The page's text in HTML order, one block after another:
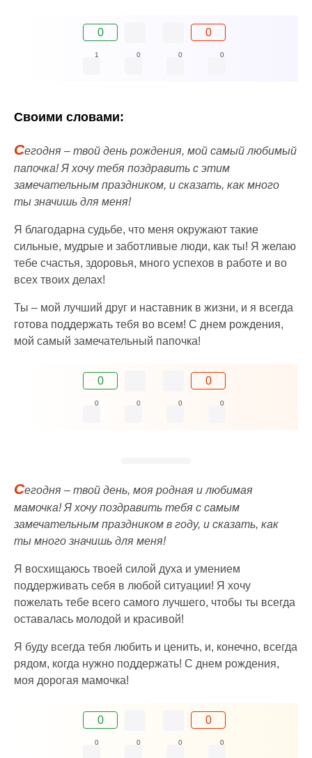
0 0
1 0 0 0
Своими словами:
Сегодня – твой день рождения, мой самый любимый
папочка! Я хочу тебя поздравить с этим
замечательным праздником, и сказать, как много
ты значишь для меня!
Я благодарна судьбе, что меня окружают такие
сильные, мудрые и заботливые люди, как ты! Я желаю
тебе счастья, здоровья, много успехов в работе и во
всех твоих делах!
Ты – мой лучший друг и наставник в жизни, и я всегда
готова поддержать тебя во всем! С днем рождения,
мой самый замечательный папочка!
0 0
0 0 0 0
Сегодня – твой день, моя родная и любимая
мамочка! Я хочу поздравить тебя с самым
замечательным праздником в году, и сказать, как
ты много значишь для меня!
Я восхищаюсь твоей силой духа и умением
поддерживать себя в любой ситуации! Я хочу
пожелать тебе всего самого лучшего, чтобы ты всегда
оставалась молодой и красивой!
Я буду всегда тебя любить и ценить, и, конечно, всегда
рядом, когда нужно поддержать! С днем рождения,
моя дорогая мамочка!
0 0
0 0 0 0